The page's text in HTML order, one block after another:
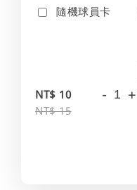
隨機球員卡
NT$ 10
NT$ 15
- +